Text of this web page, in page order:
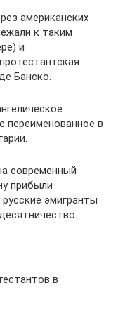
американских
к таким
и
Банско.
переименованное в
современный
прибыли
эмигранты
в